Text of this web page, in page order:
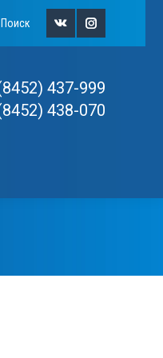
Поиск
Страница
открывается
Страница
открывается
437-999
438-070